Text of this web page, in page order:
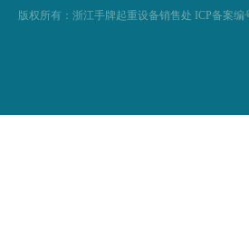
版权所有：浙江手牌起重设备销售处 ICP备案编